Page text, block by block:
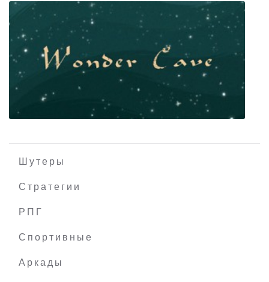
Transformers Revenge of the Fallen
Шутеры
Стратегии
РПГ
Спортивные
Аркады